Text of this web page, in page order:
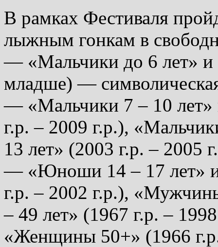
В рамках Фестиваля
лыжным гонкам в
— «Мальчики до 6 лет» и
младше) —
— «Мальчики 7 – 10 лет»
г.р. – 2009 г.р.),
13 лет» (2003 г.р. – 2005
— «Юноши 14 – 17 лет»
г.р. – 2002 г.р.),
– 49 лет» (1967 г.р. –
«Женщины 50+» (1966